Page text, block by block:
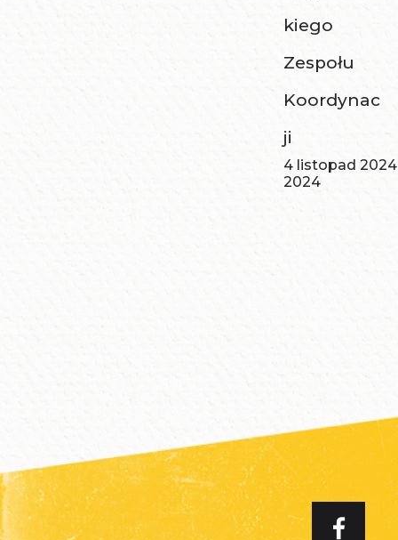
kiego
Zespołu
Koordynac
ji
4 listopad 2024
2024